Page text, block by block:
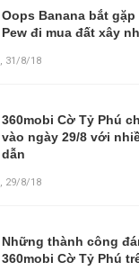
Oops Banana bắt gặp
Pew đi mua đất xây
, 31/8/18
360mobi Cờ Tỷ Phú
vào ngày 29/8 với
dẫn
, 29/8/18
Những thành công
360mobi Cờ Tỷ Phú